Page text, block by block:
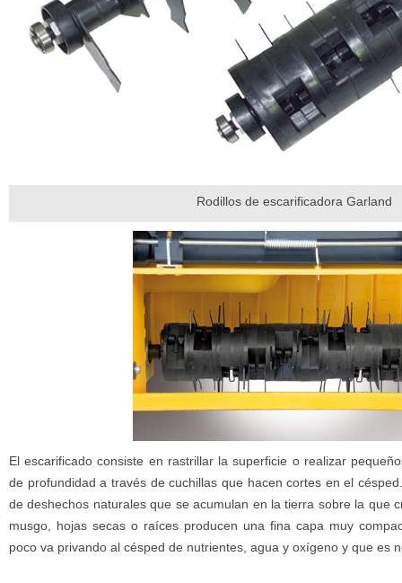
Rodillos de escarificadora Garland
El escarificado consiste en rastrillar la superficie o realizar
de profundidad a través de cuchillas que hacen cortes en el
de deshechos naturales que se acumulan en la tierra sobre la que
musgo, hojas secas o raíces producen una fina capa muy
poco va privando al césped de nutrientes, agua y oxígeno y que es